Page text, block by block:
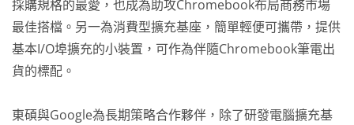
採購規格的最愛，也成為助攻Chromebook布局商務市場
最佳搭檔。另一為消費型擴充基座，簡單輕便可攜帶，提供
基本I/O埠擴充的小裝置，可作為伴隨Chromebook筆電出
貨的標配。
東碩與Google為長期策略合作夥伴，除了研發電腦擴充基